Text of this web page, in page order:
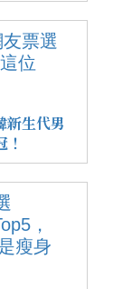
新生代男